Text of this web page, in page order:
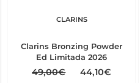
CLARINS
Clarins Bronzing Powder
Ed Limitada 2026
49,00€ 44,10€